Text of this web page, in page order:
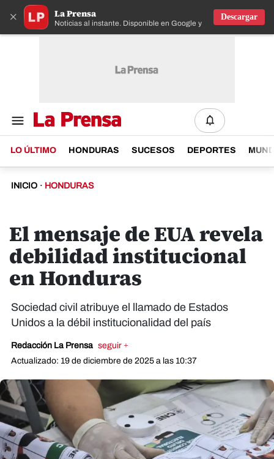
× La Prensa
Noticias al instante. Disponible en Google y IOS
Descargar
LO ÚLTIMO HONDURAS SUCESOS DEPORTES
INICIO · HONDURAS
El mensaje de EUA revela
debilidad institucional
en Honduras
Sociedad civil atribuye el llamado de Estados
Unidos a la débil institucionalidad del país
Redacción La Prensa seguir +
Actualizado: 19 de diciembre de 2025 a las 10:37